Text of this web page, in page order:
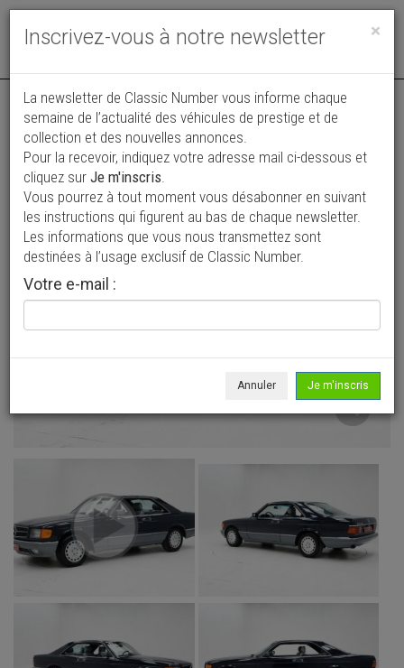
Toggle
Annonce actualisée le 06/08/2026 ( hier )
Mercedes-Benz SEC 420 \'86 CH78576
19 950 €
1986 Coupé 259 572 km
×
Inscrivez-vous à notre newsletter
La newsletter de Classic Number vous informe chaque
semaine de l’actualité des véhicules de prestige et de
collection et des nouvelles annonces.
Pour la recevoir, indiquez votre adresse mail ci-dessous et
cliquez sur Je m'inscris.
Vous pourrez à tout moment vous désabonner en suivant
les instructions qui figurent au bas de chaque newsletter.
Les informations que vous nous transmettez sont
destinées à l’usage exclusif de Classic Number.
Votre e-mail :
Annuler Je m'inscris